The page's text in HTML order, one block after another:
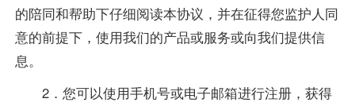
的陪同和帮助下仔细阅读本协议，并在征得您监护人同
意的前提下，使用我们的产品或服务或向我们提供信
息。
2．您可以使用手机号或电子邮箱进行注册，获得